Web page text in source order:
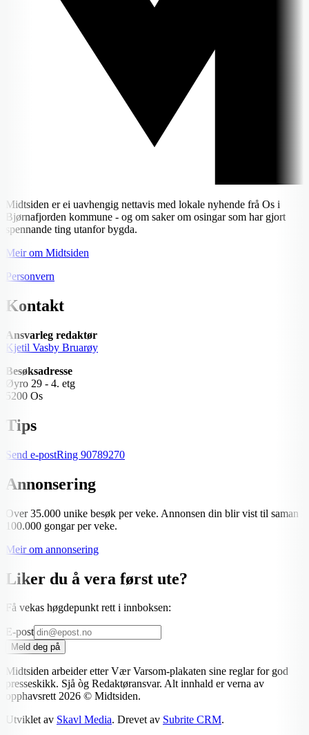
Midtsiden er ei uavhengig nettavis med lokale nyhende frå Os i
Bjørnafjorden kommune - og om saker om osingar som har gjort
spennande ting utanfor bygda.
Meir om Midtsiden
Personvern
Kontakt
Ansvarleg redaktør
Kjetil Vasby Bruarøy
Besøksadresse
Øyro 29 - 4. etg
5200 Os
Tips
Send e-postRing 90789270
Annonsering
Over 35.000 unike besøk per veke. Annonsen din blir vist til saman
100.000 gongar per veke.
Meir om annonsering
Liker du å vera først ute?
Få vekas høgdepunkt rett i innboksen:
E-post
Meld deg på
Midtsiden arbeider etter Vær Varsom-plakaten sine reglar for god
presseskikk. Sjå òg Redaktøransvar. Alt innhald er verna av
opphavsrett2026 © Midtsiden.
Utviklet av Skavl Media. Drevet av Subrite CRM.